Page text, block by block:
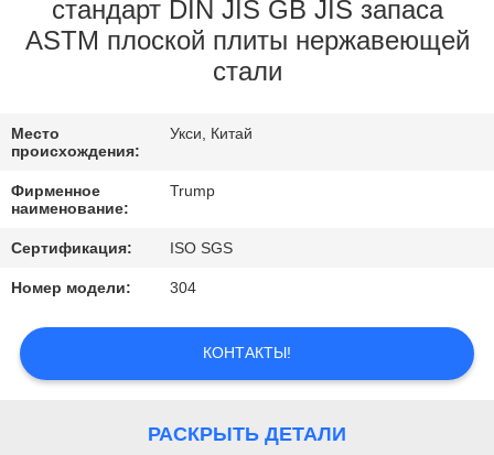
ЗАВОДУ
СВЯЖИТЕСЬ
С
НАМИ
ЗАПРОСИТЕ
ЦИТАТУ
стандарт DIN JIS GB JIS запаса
ASTM плоской плиты нержавеющей
стали
Место
происхождения:
Укси, Китай
Фирменное
наименование:
Trump
Сертификация: ISO SGS
Номер модели: 304
КОНТАКТЫ!
РАСКРЫТЬ ДЕТАЛИ